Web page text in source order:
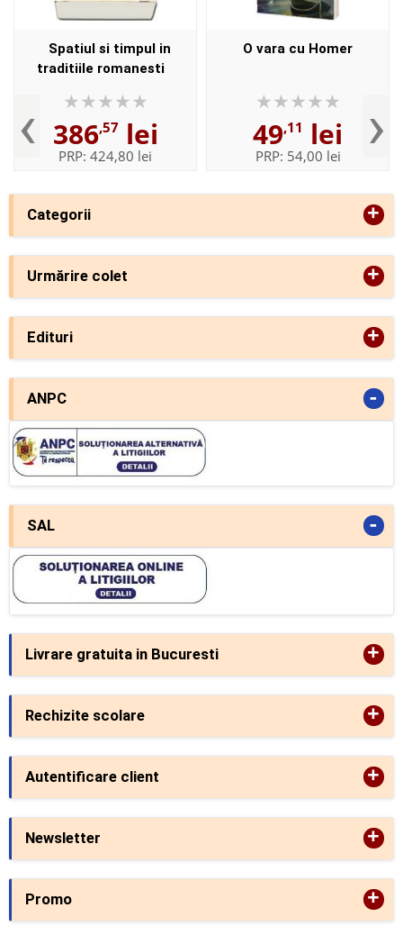
Categorii +
Urmărire colet +
Edituri +
ANPC -
SAL -
‹
Spatiul si timpul in
traditiile romanesti
386,57lei
PRP: 424,80 lei
O vara cu Homer
49,11 lei
PRP: 54,00 lei ›
Livrare gratuita in Bucuresti +
Rechizite scolare +
Autentificare client +
Newsletter +
Promo +